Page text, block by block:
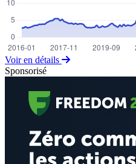
Voir en détails
Sponsorisé